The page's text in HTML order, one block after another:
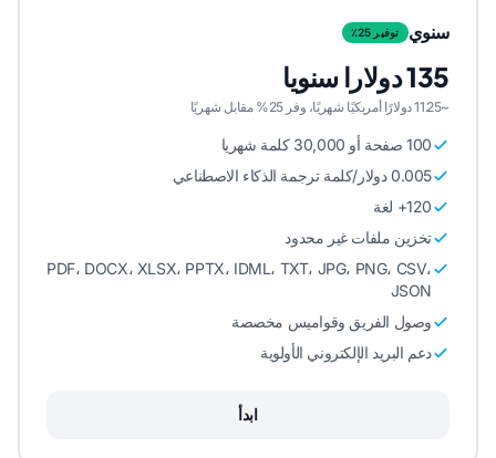
سنوي توفير 25٪
135 دولارا سنويا
~11.25 دولارًا أمريكيًا شهريًا، وفر 25% مقابل شهريًا
100 صفحة أو 30,000 كلمة شهريا
0.005 دولار/كلمة ترجمة الذكاء الاصطناعي
120+ لغة
تخزين ملفات غير محدود
PDF، DOCX، XLSX، PPTX، IDML، TXT، JPG، PNG، CSV،
JSON
وصول الفريق وقواميس مخصصة
دعم البريد الإلكتروني الأولوية
ابدأ